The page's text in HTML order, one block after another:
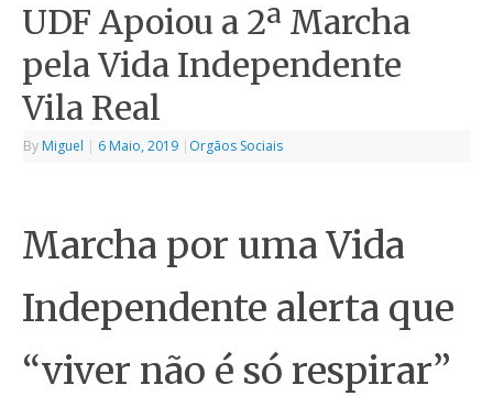
UDF Apoiou a 2ª Marcha
pela Vida Independente
Vila Real
By Miguel | 6 Maio, 2019 | Orgãos Sociais
Marcha por uma Vida
Independente alerta que
“viver não é só respirar”